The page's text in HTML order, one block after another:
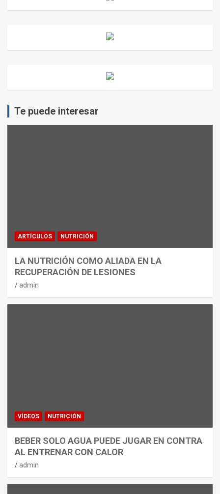
Te puede interesar
ARTÍCULOS NUTRICIÓN
LA NUTRICIÓN COMO ALIADA EN LA
RECUPERACIÓN DE LESIONES
admin
VÍDEOS NUTRICIÓN
BEBER SOLO AGUA PUEDE JUGAR EN CONTRA
AL ENTRENAR CON CALOR
admin